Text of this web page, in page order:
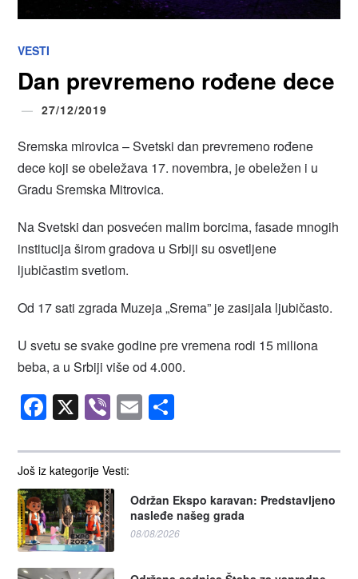
VESTI
Dan prevremeno rođene dece
27/12/2019
Još iz kategorije Vesti:
Održan Ekspo karavan: Predstavljeno
nasleđe našeg grada
08/08/2026
Sremska mirovica – Svetski dan prevremeno rođene
dece koji se obeležava 17. novembra, je obeležen i u
Gradu Sremska Mitrovica.
Na Svetski dan posvećen malim borcima, fasade mnogih
institucija širom gradova u Srbiji su osvetljene
ljubičastim svetlom.
Od 17 sati zgrada Muzeja „Srema” je zasijala ljubičasto.
U svetu se svake godine pre vremena rodi 15 miliona
beba, a u Srbiji više od 4.000.
Facebook
X Viber
Email